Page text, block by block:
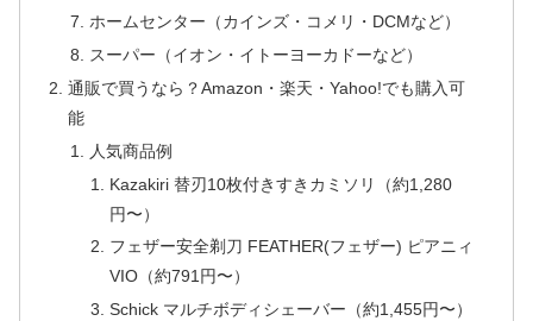
ホームセンター（カインズ・コメリ・DCMなど）
スーパー（イオン・イトーヨーカドーなど）
通販で買うなら？Amazon・楽天・Yahoo!でも購入可
能
人気商品例
Kazakiri 替刃10枚付きすきカミソリ（約1,280
円〜）
フェザー安全剃刀 FEATHER(フェザー) ピアニィ
VIO（約791円〜）
Schick マルチボディシェーバー（約1,455円〜）